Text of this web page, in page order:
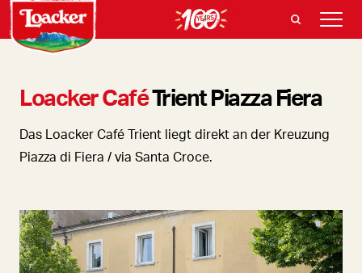
Loacker CaféTrient Piazza Fiera
Das Loacker Café Trient liegt direkt an der Kreuzung
Piazza di Fiera / via Santa Croce.